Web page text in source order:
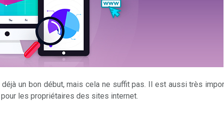
un bon début, mais cela ne suffit pas. Il est aussi très
les propriétaires des sites internet.